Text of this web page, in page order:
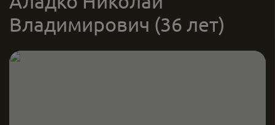
Владимирович (36 лет)